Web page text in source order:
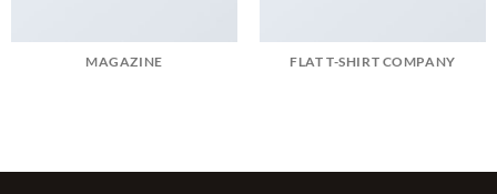
MAGAZINE FLAT T-SHIRT COMPANY